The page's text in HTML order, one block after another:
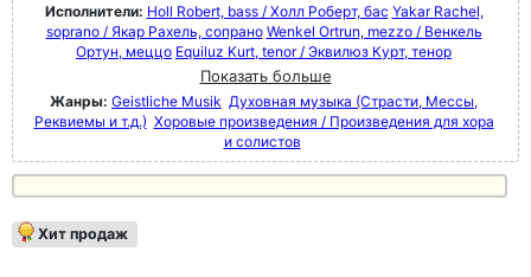
Исполнители: Holl Robert, bass / Холл Роберт, бас Yakar Rachel,
soprano / Якар Рахель, сопрано Wenkel Ortrun, mezzo / Венкель
Ортун, меццо Equiluz Kurt, tenor / Эквилюз Курт, тенор
Показать больше
Жанры: Geistliche Musik Духовная музыка (Страсти, Мессы,
Реквиемы и т.д.) Хоровые произведения / Произведения для хора
и солистов
Хит продаж